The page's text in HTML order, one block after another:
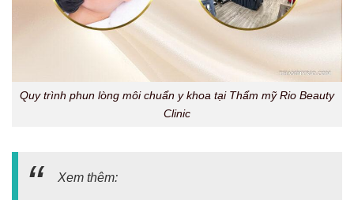
Quy trình phun lòng môi chuẩn y khoa tại Thẩm mỹ Rio Beauty
Clinic
Xem thêm: